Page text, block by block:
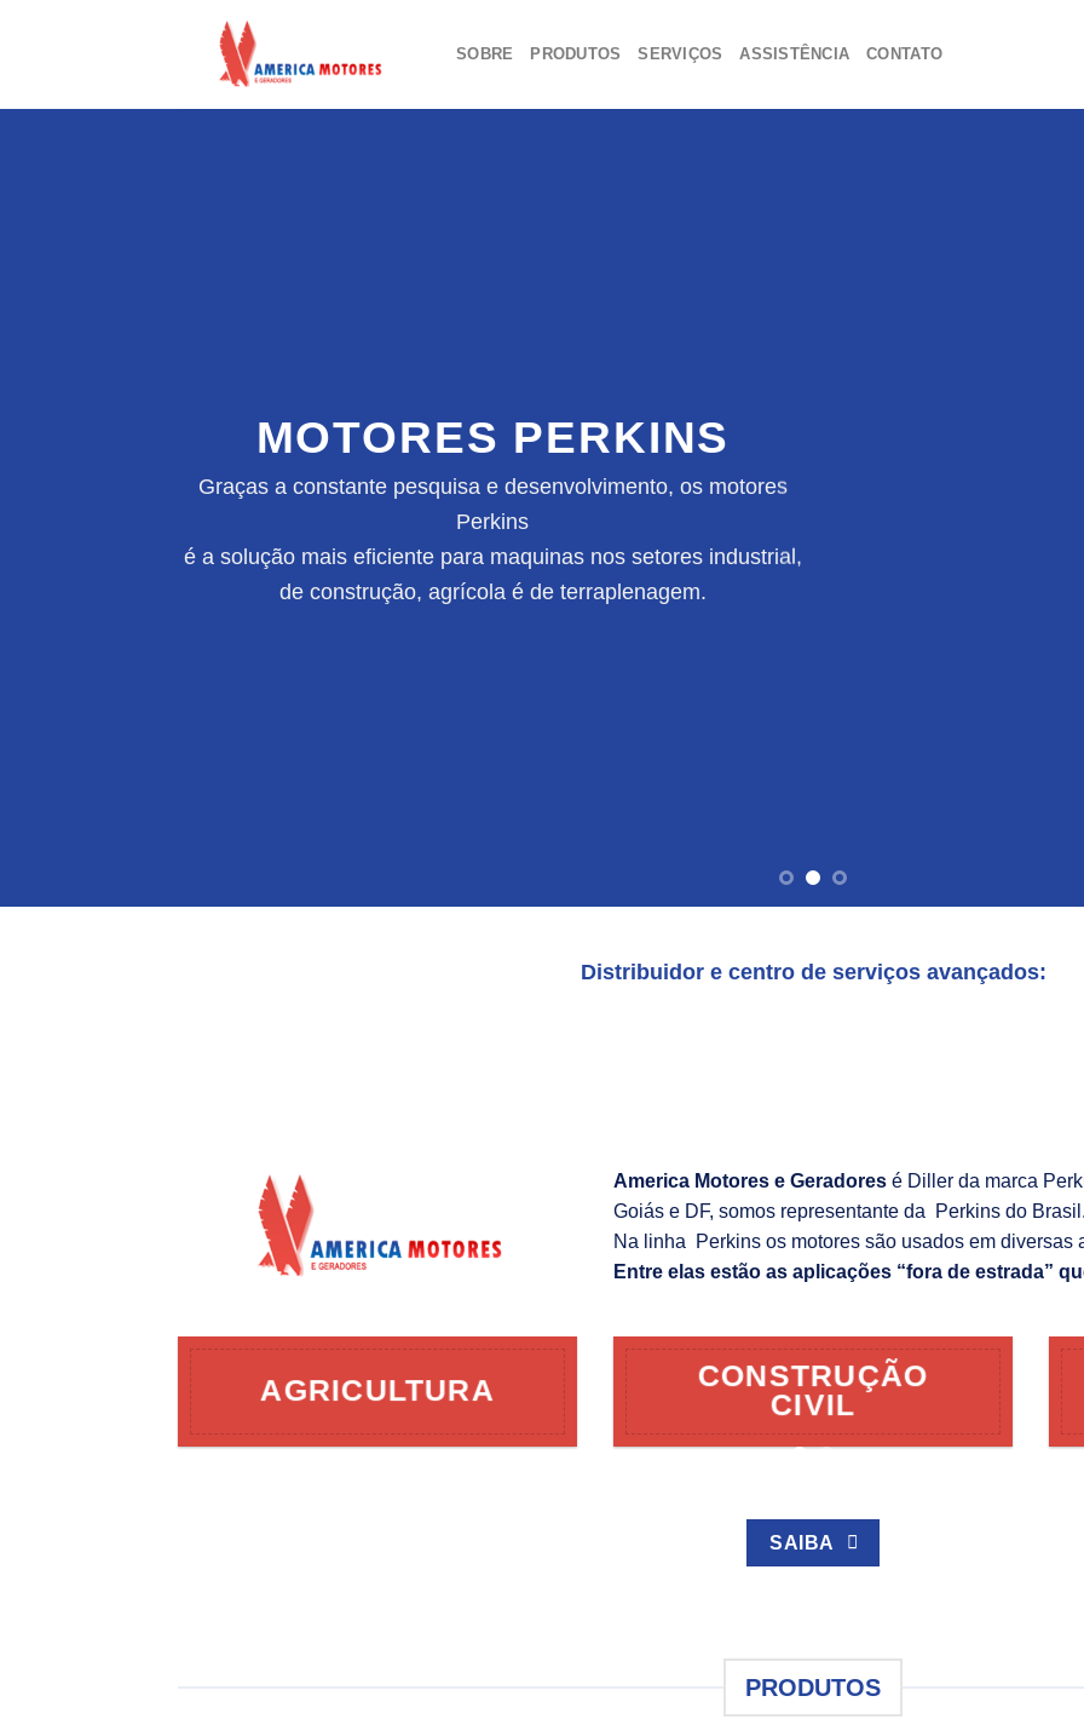
SOBRE PRODUTOS SERVIÇOS ASSISTÊNCIA CONTATO
MOTORES PERKINS
Graças a constante pesquisa e desenvolvimento, os motores
Perkins
é a solução mais eficiente para maquinas nos setores industrial,
de construção, agrícola é de terraplenagem.
Distribuidor e centro de serviços avançados:
America Motores e Geradores é Diller da marca
Goiás e DF, somos representante da Perkins do Brasil.
Na linha Perkins os motores são usados em diversas
Entre elas estão as aplicações “fora de estrada”
AGRICULTURA
CONSTRUÇÃO
CIVIL
SAIBA
PRODUTOS